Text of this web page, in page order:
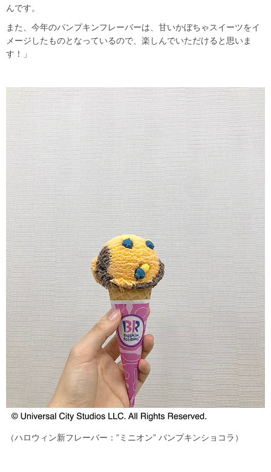
んです。
また、今年のパンプキンフレーバーは、甘いかぼちゃスイーツをイ
メージ したものとなっているので、楽しんでいただけると思いま
す！」
（ハロウィン新フレーバー：”ミニオン” パンプキンショコラ）